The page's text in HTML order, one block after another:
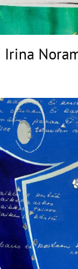
Irina